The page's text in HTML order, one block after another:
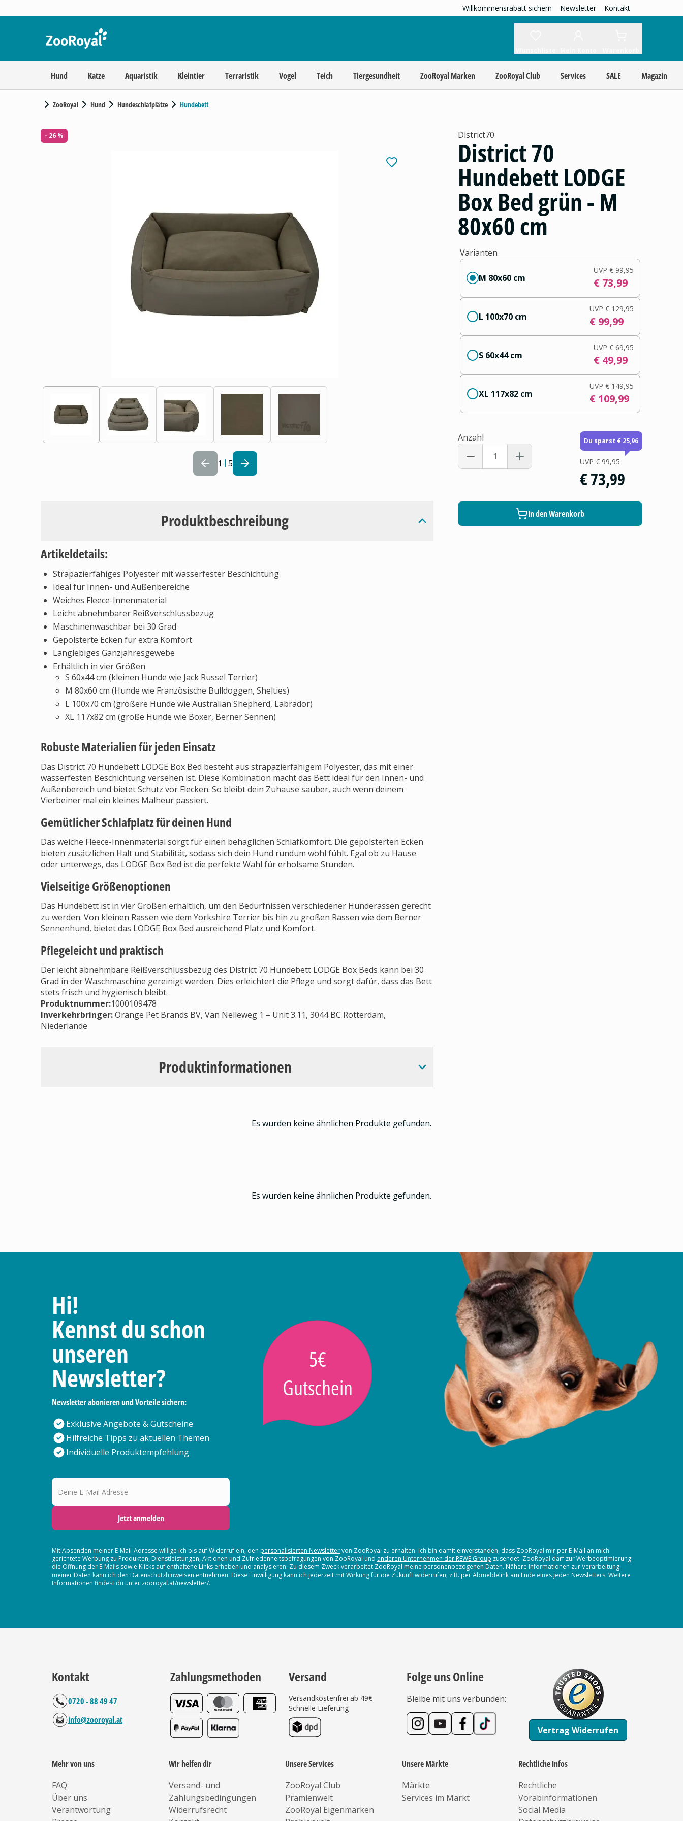
Willkommensrabatt sichern Newsletter Kontakt
Hund Katze Aquaristik Kleintier Terraristik Vogel Teich Tiergesundheit ZooRoyal Marken ZooRoyal Club Services SALE Magazin
ZooRoyal Hund Hundeschlafplätze Hundebett
- 26 %
1 5
Produktbeschreibung
Artikeldetails:
Strapazierfähiges Polyester mit wasserfester Beschichtung
Ideal für Innen- und Außenbereiche
Weiches Fleece-Innenmaterial
Leicht abnehmbarer Reißverschlussbezug
Maschinenwaschbar bei 30 Grad
Gepolsterte Ecken für extra Komfort
Langlebiges Ganzjahresgewebe
Erhältlich in vier Größen
S 60x44 cm (kleinen Hunde wie Jack Russel Terrier)
M 80x60 cm (Hunde wie Französische Bulldoggen, Shelties)
L 100x70 cm (größere Hunde wie Australian Shepherd, Labrador)
XL 117x82 cm (große Hunde wie Boxer, Berner Sennen)
Robuste Materialien für jeden Einsatz
Das District 70 Hundebett LODGE Box Bed besteht aus strapazierfähigem Polyester, das mit einer
wasserfesten Beschichtung versehen ist. Diese Kombination macht das Bett ideal für den Innen- und
Außenbereich und bietet Schutz vor Flecken. So bleibt dein Zuhause sauber, auch wenn deinem
Vierbeiner mal ein kleines Malheur passiert.
Gemütlicher Schlafplatz für deinen Hund
Das weiche Fleece-Innenmaterial sorgt für einen behaglichen Schlafkomfort. Die gepolsterten Ecken
bieten zusätzlichen Halt und Stabilität, sodass sich dein Hund rundum wohl fühlt. Egal ob zu Hause
oder unterwegs, das LODGE Box Bed ist die perfekte Wahl für erholsame Stunden.
Vielseitige Größenoptionen
Das Hundebett ist in vier Größen erhältlich, um den Bedürfnissen verschiedener Hunderassen gerecht
zu werden. Von kleinen Rassen wie dem Yorkshire Terrier bis hin zu großen Rassen wie dem Berner
Sennenhund, bietet das LODGE Box Bed ausreichend Platz und Komfort.
Pflegeleicht und praktisch
Der leicht abnehmbare Reißverschlussbezug des District 70 Hundebett LODGE Box Beds kann bei 30
Grad in der Waschmaschine gereinigt werden. Dies erleichtert die Pflege und sorgt dafür, dass das Bett
stets frisch und hygienisch bleibt.
Produktnummer:1000109478
Inverkehrbringer:Orange Pet Brands BV, Van Nelleweg 1 – Unit 3.11, 3044 BC Rotterdam,
Niederlande
Produktinformationen
District70
District 70
Hundebett LODGE
Box Bed grün - M
80x60 cm
Varianten
M 80x60 cm
UVP € 99,95
€ 73,99
L 100x70 cm
UVP € 129,95
€ 99,99
S 60x44 cm
UVP € 69,95
€ 49,99
XL 117x82 cm
UVP € 149,95
€ 109,99
Anzahl Du sparst € 25,96
UVP € 99,95
€ 73,99
In den Warenkorb
Es wurden keine ähnlichen Produkte gefunden.
Es wurden keine ähnlichen Produkte gefunden.
Hi!
Kennst du schon
unseren
Newsletter?
Newsletter abonieren und Vorteile sichern:
Exklusive Angebote & Gutscheine
Hilfreiche Tipps zu aktuellen Themen
Individuelle Produktempfehlung
5€
Gutschein
Deine E-Mail Adresse
Jetzt anmelden
Mit Absenden meiner E-Mail-Adresse willige ich bis auf Widerruf ein, den personalisierten Newslettervon ZooRoyal zu erhalten. Ich bin damit einverstanden, dass ZooRoyal mir per E-Mail an mich
gerichtete Werbung zu Produkten, Dienstleistungen, Aktionen und Zufriedenheitsbefragungen von ZooRoyal und anderen Unternehmen der REWE Group zusendet. ZooRoyal darf zur Werbeoptimierung
die Öffnung der E-Mails sowie Klicks auf enthaltene Links erheben und analysieren. Zu diesem Zweck verarbeitet ZooRoyal meine personenbezogenen Daten. Nähere Informationen zur Verarbeitung
meiner Daten kann ich den Datenschutzhinweisen entnehmen. Diese Einwilligung kann ich jederzeit mit Wirkung für die Zukunft widerrufen, z.B. per Abmeldelink am Ende eines jeden Newsletters. Weitere
Informationen findest du unter zooroyal.at/newsletter/.
Kontakt
0720 - 88 49 47
info@zooroyal.at
Zahlungsmethoden Versand
Versandkostenfrei ab 49€
Schnelle Lieferung
Folge uns Online
Bleibe mit uns verbunden:
Vertrag Widerrufen
Mehr von uns
FAQ
Über uns
Verantwortung
Wir helfen dir
Versand- und
Zahlungsbedingungen
Widerrufsrecht
Unsere Services
ZooRoyal Club
Prämienwelt
ZooRoyal Eigenmarken
Unsere Märkte
Märkte
Services im Markt
Rechtliche Infos
Rechtliche
Vorabinformationen
Social Media